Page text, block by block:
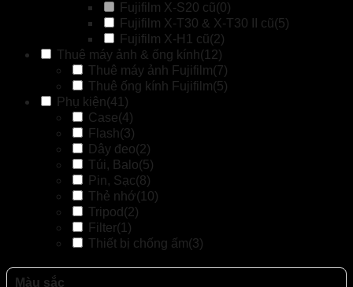
Fujifilm X-S20 cũ(0)
Fujifilm X-T30 & X-T30 II cũ(5)
Fujifilm X-H1 cũ(2)
Thuê máy ảnh & ống kính(12)
Thuê máy ảnh Fujifilm(7)
Thuê ống kính Fujifilm(5)
Phụ kiện(41)
Case(4)
Flash(3)
Dây đeo(2)
Túi, Balo(5)
Pin, Sạc(8)
Thẻ nhớ(10)
Tripod (2)
Filter(1)
Thiết bị chống ấm(3)
Màu sắc